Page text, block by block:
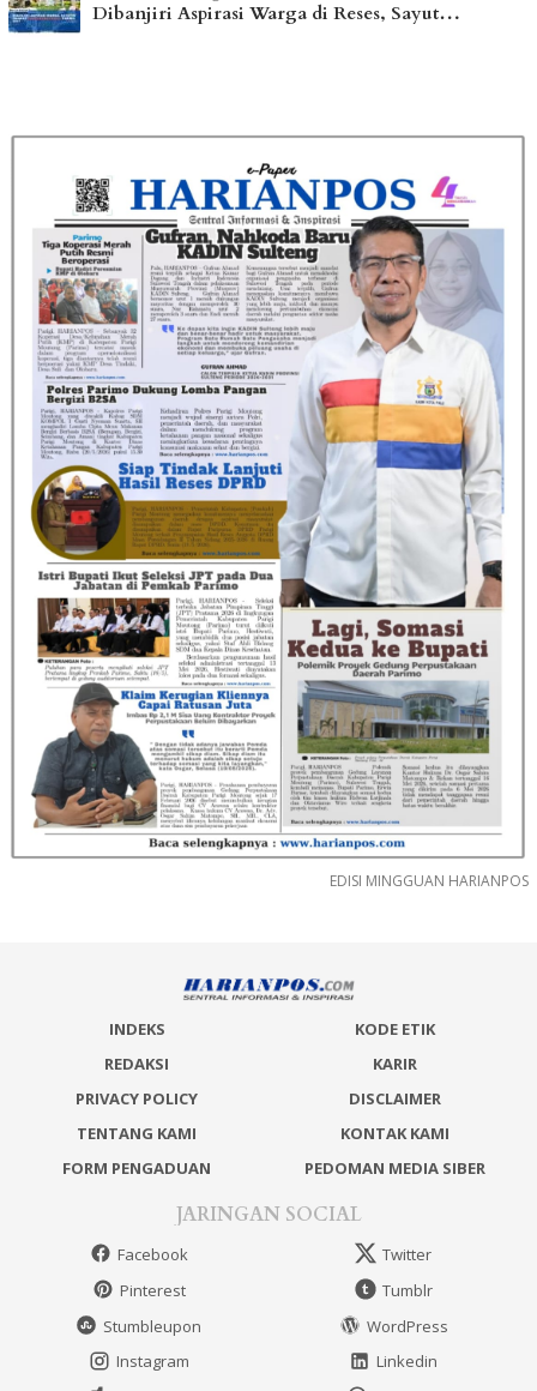
Dibanjiri Aspirasi Warga di Reses, Sayut…
EDISI MINGGUAN HARIANPOS
INDEKS
KODE ETIK
REDAKSI
KARIR
PRIVACY POLICY
DISCLAIMER
TENTANG KAMI
KONTAK KAMI
FORM PENGADUAN
PEDOMAN MEDIA SIBER
JARINGAN SOCIAL
Facebook
Twitter
Pinterest
Tumblr
Stumbleupon
WordPress
Instagram
Linkedin